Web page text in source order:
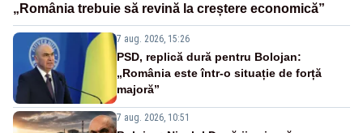
„România trebuie să revină la creștere economică”
7 aug. 2026, 15:26
PSD, replică dură pentru Bolojan:
„România este într-o situație de forță
majoră”
7 aug. 2026, 10:51